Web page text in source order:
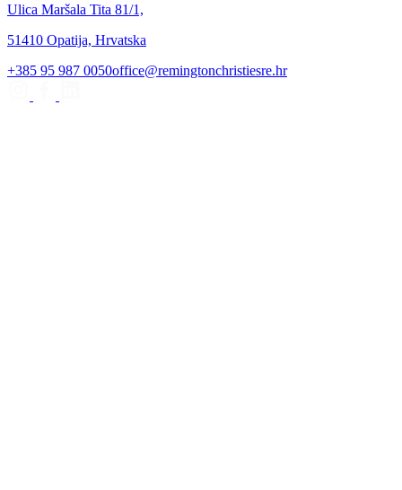
Ulica Maršala Tita 81/1,
51410 Opatija, Hrvatska
+385 95 987 0050office@remingtonchristiesre.hr